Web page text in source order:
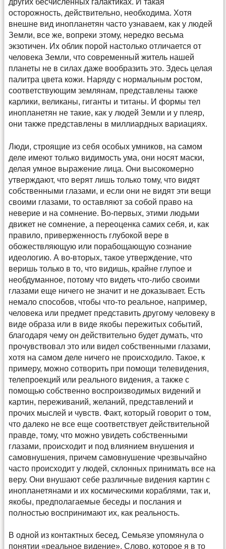
других бесчисленных галактиках. И такая
осторожность, действительно, необходима. Хотя
внешне вид инопланетян часто узнаваем, как у людей
Земли, все же, вопреки этому, нередко весьма
экзотичен. Их облик порой настолько отличается от
человека Земли, что современный житель нашей
планеты не в силах даже вообразить это. Здесь целая
палитра цвета кожи. Наряду с нормальным ростом,
соответствующим землянам, представлены также
карлики, великаны, гиганты и титаны. И формы тел
инопланетян не такие, как у людей Земли и у плеяр,
они также представлены в миллиардных вариациях.
Люди, строящие из себя особых умников, на самом
деле имеют только видимость ума, они носят маски,
делая умное выражение лица. Они высокомерно
утверждают, что верят лишь только тому, что видят
собственными глазами, и если они не видят эти вещи
своими глазами, то оставляют за собой право на
неверие и на сомнение. Во-первых, этими людьми
движет не сомнение, а переоценка самих себя, и, как
правило, приверженность глубокой вере в
обожествляющую или порабощающую сознание
идеологию. А во-вторых, такое утверждение, что
веришь только в то, что видишь, крайне глупое и
необдуманное, потому что видеть что-либо своими
глазами еще ничего не значит и не доказывает. Есть
немало способов, чтобы что-то реальное, например,
человека или предмет представить другому человеку в
виде образа или в виде якобы пережитых событий,
благодаря чему он действительно будет думать, что
прочувствовал это или видел собственными глазами,
хотя на самом деле ничего не происходило. Такое, к
примеру, можно сотворить при помощи телевидения,
телепроекций или реального видения, а также с
помощью собственно воспроизводимых видений и
картин, переживаний, желаний, представлений и
прочих мыслей и чувств. Факт, который говорит о том,
что далеко не все еще соответствует действительной
правде, тому, что можно увидеть собственными
глазами, происходит и под влиянием внушения и
самовнушения, причем самовнушение чрезвычайно
часто происходит у людей, склонных принимать все на
веру. Они внушают себе различные видения картин с
инопланетянами и их космическими кораблями, так и,
якобы, предполагаемые беседы и послания и
полностью воспринимают их, как реальность.
В одной из контактных бесед, Семьязе упомянула о
понятии «реальное видение». Слово, которое я в то